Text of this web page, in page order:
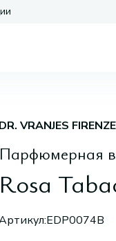
DR. VRANJES FIRENZE
Парфюмерная
Rosa
EDP0074B